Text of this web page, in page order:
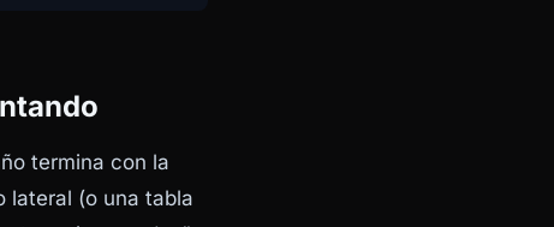
termina con la
lateral (o una tabla